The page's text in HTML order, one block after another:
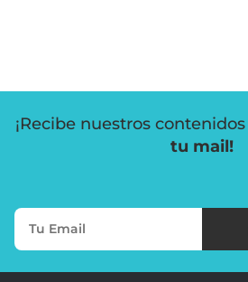
¡Recibe nuestros contenidos
tu mail!